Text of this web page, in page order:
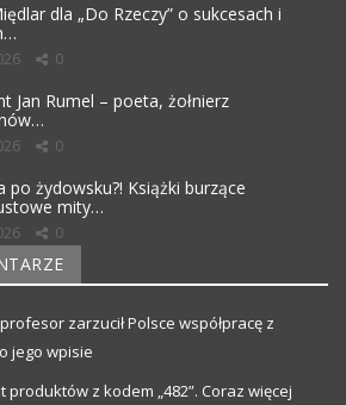
dla „Do Rzeczy” o sukcesach i
0
Jan Rumel – poeta, żołnierz
0
po żydowsku?! Książki burzące
mity…
0
zarzucił Polsce współpracę z
jego wpisie
produktów z kodem „482”. Coraz więcej